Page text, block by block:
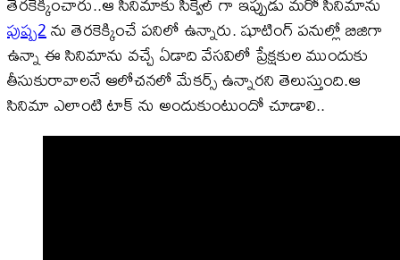
పుష్ప2ను తెరకెక్కించే పనిలో ఉన్నారు. షూటింగ్ పనుల్లో బిజిగా
ఉన్నా ఈ సినిమాను వచ్చే ఏడాది వేసవిలో ప్రేక్షకుల ముందుకు
తీసుకురావాలనే ఆలోచనలో మేకర్స్ ఉన్నారని తెలుస్తుంది.ఆ
సినిమా ఎలాంటి టాక్ ను అందుకుంటుందో చూడాలి..